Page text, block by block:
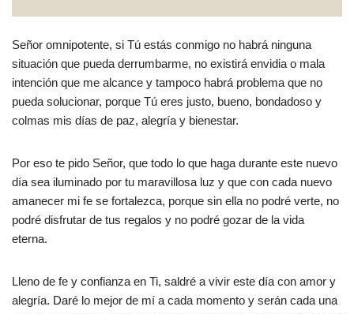
Señor omnipotente, si Tú estás conmigo no habrá ninguna
situación que pueda derrumbarme, no existirá envidia o mala
intención que me alcance y tampoco habrá problema que no
pueda solucionar, porque Tú eres justo, bueno, bondadoso y
colmas mis días de paz, alegría y bienestar.
Por eso te pido Señor, que todo lo que haga durante este nuevo
día sea iluminado por tu maravillosa luz y que con cada nuevo
amanecer mi fe se fortalezca, porque sin ella no podré verte, no
podré disfrutar de tus regalos y no podré gozar de la vida
eterna.
Lleno de fe y confianza en Ti, saldré a vivir este día con amor y
alegría. Daré lo mejor de mí a cada momento y serán cada una